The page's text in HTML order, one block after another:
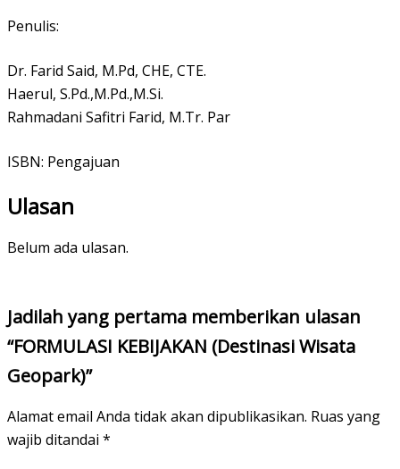
Penulis:
Dr. Farid Said, M.Pd, CHE, CTE.
Haerul, S.Pd.,M.Pd.,M.Si.
Rahmadani Safitri Farid, M.Tr. Par
ISBN: Pengajuan
Ulasan
Belum ada ulasan.
Jadilah yang pertama memberikan ulasan
“FORMULASI KEBIJAKAN (Destinasi Wisata
Geopark)”
Alamat email Anda tidak akan dipublikasikan. Ruas yang
wajib ditandai *